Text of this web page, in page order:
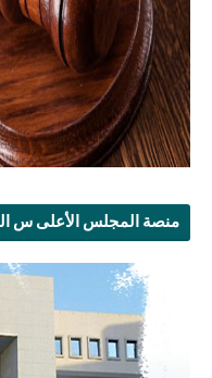
منصة المجلس الأعلى س